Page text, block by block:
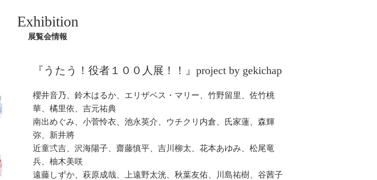
Exhibition
展覧会情報
『うたう！役者１００人展！！』project by gekichap
櫻井音乃、鈴木はるか、エリザベス・マリー、竹野留里、佐竹桃
華、橘里依、吉元祐典
南出めぐみ、小菅怜衣、池永英介、ウチクリ内倉、氏家蓮、森輝
弥、新井將
近童弍吉、沢海陽子、齋藤慎平、吉川柳太、花本あゆみ、松尾竜
兵、柚木美咲
遠藤しずか、萩原成哉、上遠野太洸、秋葉友佑、川島祐樹、谷茜子